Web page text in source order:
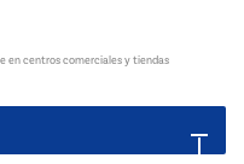
en centros comerciales y tiendas